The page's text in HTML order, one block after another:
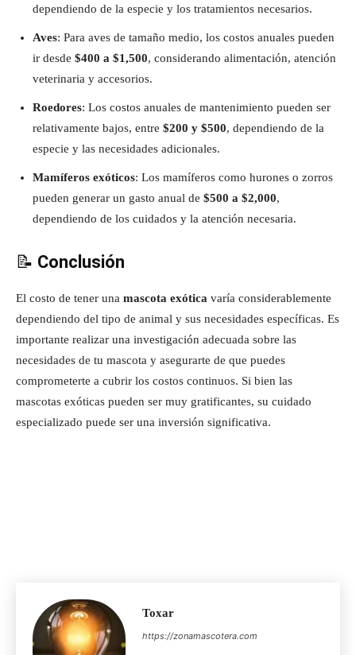
dependiendo de la especie y los tratamientos necesarios.
Aves: Para aves de tamaño medio, los costos anuales pueden
ir desde $400 a $1,500, considerando alimentación, atención
veterinaria y accesorios.
Roedores: Los costos anuales de mantenimiento pueden ser
relativamente bajos, entre $200 y $500, dependiendo de la
especie y las necesidades adicionales.
Mamíferos exóticos: Los mamíferos como hurones o zorros
pueden generar un gasto anual de $500 a $2,000,
dependiendo de los cuidados y la atención necesaria.
📝 Conclusión
El costo de tener una mascota exótica varía considerablemente
dependiendo del tipo de animal y sus necesidades específicas. Es
importante realizar una investigación adecuada sobre las
necesidades de tu mascota y asegurarte de que puedes
comprometerte a cubrir los costos continuos. Si bien las
mascotas exóticas pueden ser muy gratificantes, su cuidado
especializado puede ser una inversión significativa.
Toxar
https://zonamascotera.com